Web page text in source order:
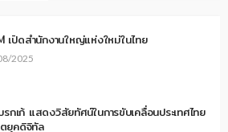
เปิดสำนักงานใหญ่แห่งใหม่ในไทย
2025
รกเก้ แสดงวิสัยทัศน์ในการขับเคลื่อนประเทศไทย
ยุคดิจิทัล